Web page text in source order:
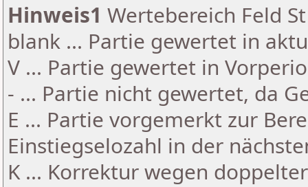
Hinweis1 Wertebereich Feld
blank ... Partie gewertet in
V ... Partie gewertet in
- ... Partie nicht gewertet, da
E ... Partie vorgemerkt zur
Einstiegselozahl in der
K ... Korrektur wegen